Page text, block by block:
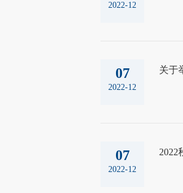
2022-12
07
2022-12
关于
07
2022-12
2022